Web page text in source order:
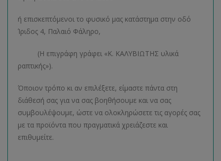
ή επισκεπτόμενοι το φυσικό μας κατάστημα στην οδό
Ίριδος 4, Παλαιό Φάληρο,
(Η επιγράφη γράφει «Κ. ΚΑΛΥΒΙΩΤΗΣ υλικά
ραπτικής»).
Όποιον τρόπο κι αν επιλέξετε, είμαστε πάντα στη
διάθεσή σας για να σας βοηθήσουμε και να σας
συμβουλέψουμε, ώστε να ολοκληρώσετε τις αγορές σας
με τα προϊόντα που πραγματικά χρειάζεστε και
επιθυμείτε.